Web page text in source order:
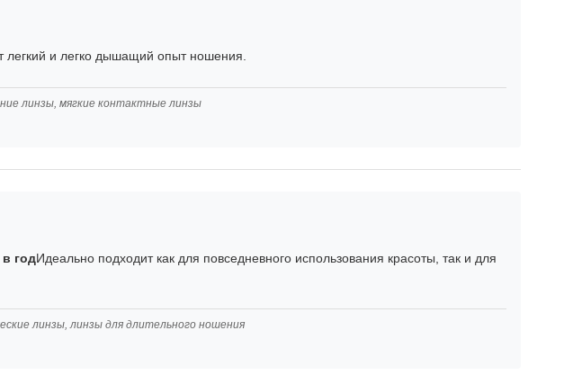
легкий и легко дышащий опыт ношения.
линзы, мягкие контактные линзы
годИдеально подходит как для повседневного использования красоты, так и для
линзы, линзы для длительного ношения